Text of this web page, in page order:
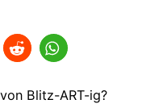
Blitz-ART-ig?